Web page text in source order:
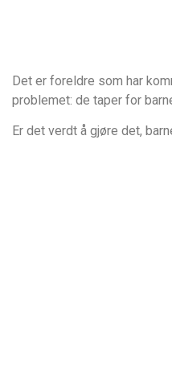
Det er foreldre som har
problemet: de taper for
Er det verdt å gjøre det,